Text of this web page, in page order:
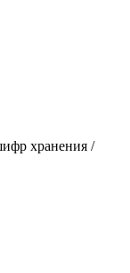
хранения /